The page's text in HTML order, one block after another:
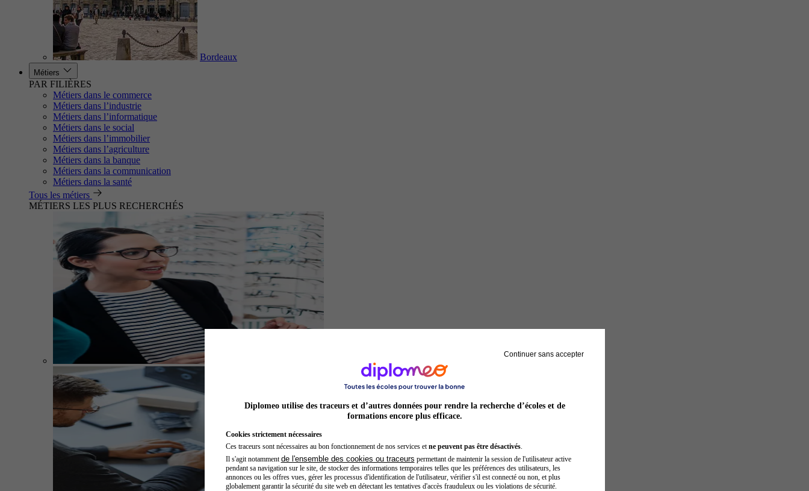
Bordeaux
Métiers
PAR FILIÈRES
Métiers dans le commerce
Métiers dans l’industrie
Métiers dans l’informatique
Métiers dans le social
Métiers dans l’immobilier
Métiers dans l’agriculture
Métiers dans la banque
Métiers dans la communication
Métiers dans la santé
Tous les métiers
MÉTIERS LES PLUS RECHERCHÉS
Continuer sans accepter
Diplomeo utilise des traceurs et d’autres données pour rendre la recherche d’écoles et de
formations encore plus efficace.
Cookies strictement nécessaires
Ces traceurs sont nécessaires au bon fonctionnement de nos services et ne peuvent pas être désactivés.
Il s'agit notamment de l'ensemble des cookies ou traceurs permettant de maintenir la session de l'utilisateur active
pendant sa navigation sur le site, de stocker des informations temporaires telles que les préférences des utilisateurs, les
annonces ou les offres vues, gérer les processus d'identification de l'utilisateur, vérifier s'il est connecté ou non, et plus
globalement garantir la sécurité du site web en détectant les tentatives d'accès frauduleux ou les violations de sécurité.